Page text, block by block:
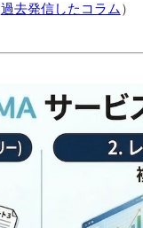
過去発信したコラム ）